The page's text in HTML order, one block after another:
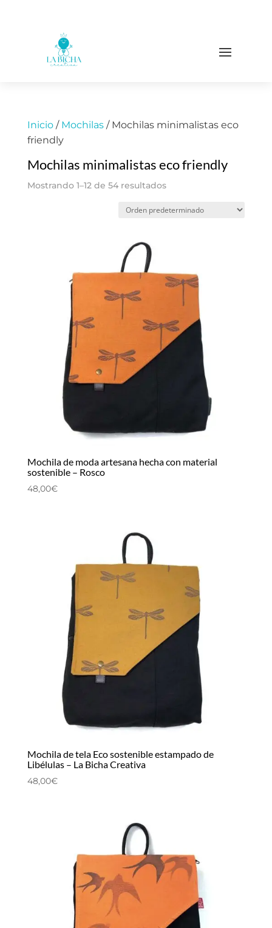
Inicio/ Mochilas/ Mochilas minimalistas eco
friendly
Mochilas minimalistas eco friendly
Mostrando 1–12 de 54 resultados
Mochila de moda artesana hecha con material
sostenible – Rosco
48,00€
Mochila de tela Eco sostenible estampado de
Libélulas – La Bicha Creativa
48,00€